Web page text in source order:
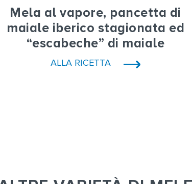
Mela al vapore, pancetta di
maiale iberico stagionata ed
“escabeche” di maiale
ALLA RICETTA